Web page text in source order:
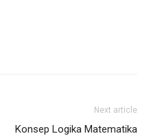
Next article
Konsep Logika Matematika